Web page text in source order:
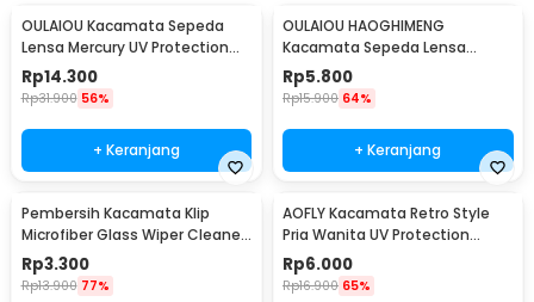
OULAIOU Kacamata Sepeda
Lensa Mercury UV Protection
Cycling Sunglasses - 9181
Rp14.300
Rp31.900 56%
+ Keranjang
OULAIOU HAOGHIMENG
Kacamata Sepeda Lensa
Mercury Cycling Outdoor Sport
- 3015
Rp5.800
Rp15.900 64%
+ Keranjang
Pembersih Kacamata Klip
Microfiber Glass Wiper Cleaner
Multifunction - TVA45
Rp3.300
Rp13.900 77%
AOFLY Kacamata Retro Style
Pria Wanita UV Protection
Sunglassses - 1125
Rp6.000
Rp16.900 65%